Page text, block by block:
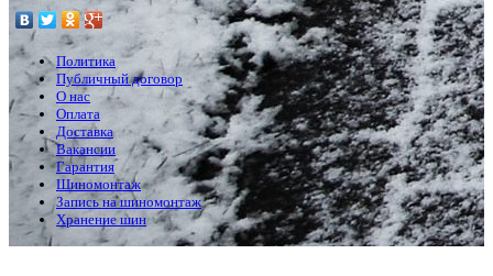
Политика
Публичный договор
О нас
Оплата
Доставка
Вакансии
Гарантия
Шиномонтаж
Запись на шиномонтаж
Хранение шин